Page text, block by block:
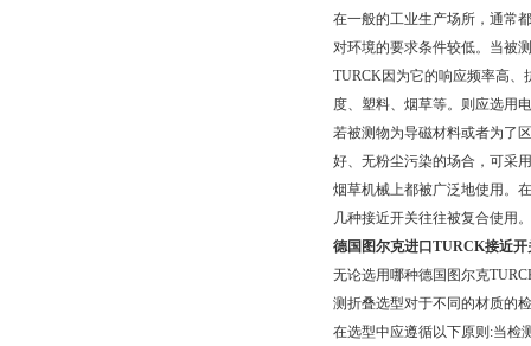
在一般的工业生产场所，通常
对环境的要求条件较低。当被
TURCK因为它的响应频率高、
度、塑料、烟草等。则应选用
若被测物为导磁材料或者为了
好、无粉尘污染的场合，可采
烟草机械上都被广泛地使用。
几种接近开关往往被复合使用。
德国图尔克进口TURCK接近开
无论选用哪种德国图尔克
测折叠选型对于不同的材质的
在选型中应遵循以下原则:当检